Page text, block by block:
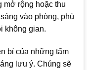
mở rộng hoặc thu
vào phòng, phù
không gian.
bỉ của những tấm
lưu ý. Chúng sẽ